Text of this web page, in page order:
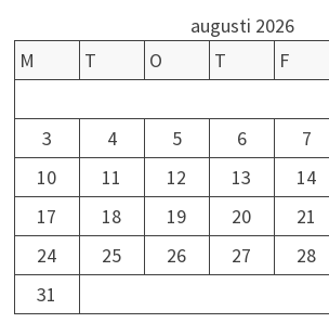
augusti 2026
M
T O T F
3
4 5 6 7
10
11 12 13 14
17
18 19 20 21
24
25 26 27 28
31